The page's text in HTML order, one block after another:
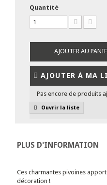
Quantité
AJOUTER AU
AJOUTER À MA
Pas encore de produits
Ouvrir la liste
PLUS D'INFORMATION
Ces charmantes pivoines
décoration !